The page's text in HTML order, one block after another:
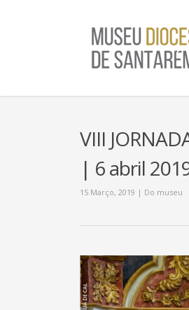
VIII
| 6 abril
15 Março, 2019 | Do museu